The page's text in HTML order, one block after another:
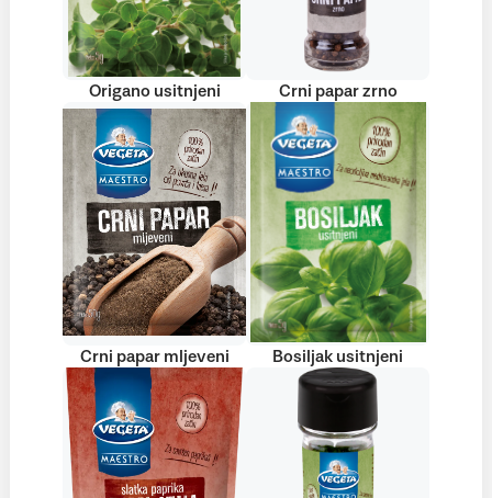
Origano usitnjeni Crni papar zrno
Crni papar mljeveni Bosiljak usitnjeni